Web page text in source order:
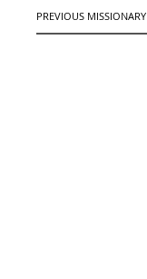
PREVIOUS MISSIONARY